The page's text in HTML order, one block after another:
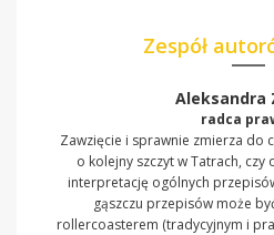
Zespół
Aleksandra
radca
Zawzięcie i sprawnie zmierza do
o kolejny szczyt w Tatrach,
interpretację ogólnych
gąszczu przepisów może
rollercoasterem (tradycyjnym i